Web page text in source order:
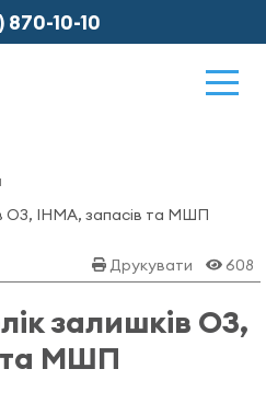
870-10-10
ОЗ, ІНМА, запасів та МШП
Друкувати 608
залишків ОЗ,
та МШП